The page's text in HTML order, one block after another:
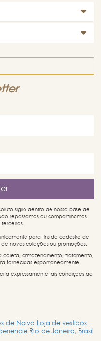
sigilo dentro de nossa base de
repassamos ou compartilhamos
para fins de cadastro de
novas coleções ou promoções.
coleta, armazenamento, tratamento,
fornecidas espontaneamente.
expressamente tais condições de
de Noiva Loja de vestidos
Rio de Janeiro, Brasil